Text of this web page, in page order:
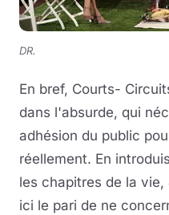
DR.
En bref, Courts-
dans l'absurde, qui
adhésion du public
réellement. En
les chapitres de la
ici le pari de ne